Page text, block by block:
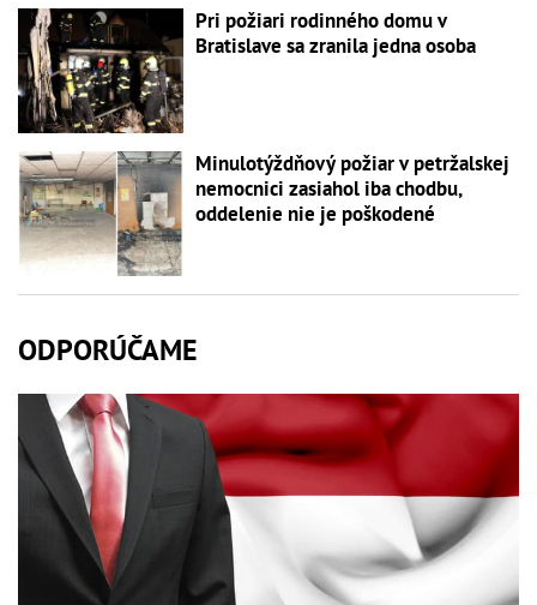
Pri požiari rodinného domu v
Bratislave sa zranila jedna osoba
Minulotýždňový požiar v petržalskej
nemocnici zasiahol iba chodbu,
oddelenie nie je poškodené
ODPORÚČAME